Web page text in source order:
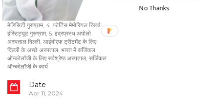
Tags
1. टाटा मेमोरियल हॉस्पिटल मुंबई ,2. मेदांता- द
मेडिसिटी गुरुग्राम, 4. फोर्टिस मेमोरियल रिसर्च
इंस्टिट्यूट गुरुग्राम, 5. इंद्रप्रस्थ अपोलो
अस्पताल दिल्ली, आईवीएफ ट्रीटमेंट के लिए
दिल्ली के अच्छे अस्पताल, भारत में सर्जिकल
ऑन्कोलॉजी के लिए सर्वश्रेष्ठ अस्पताल, सर्जिकल
ऑन्कोलॉजी के कार्य
Category
Date
Apr 11, 2024
No Thanks